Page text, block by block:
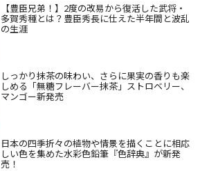
【豊臣兄弟！】2度の改易から復活した武将・
多賀秀種とは？豊臣秀長に仕えた半年間と波乱
の生涯
しっかり抹茶の味わい、さらに果実の香りも楽
しめる「無糖フレーバー抹茶」ストロベリー、
マンゴー新発売
日本の四季折々の植物や情景を描くことに相応
しい色を集めた水彩色鉛筆『色辞典』が新発
売！